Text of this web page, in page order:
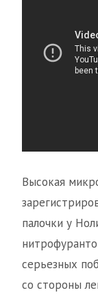
Высокая
палочки у
серьезных
со стороны